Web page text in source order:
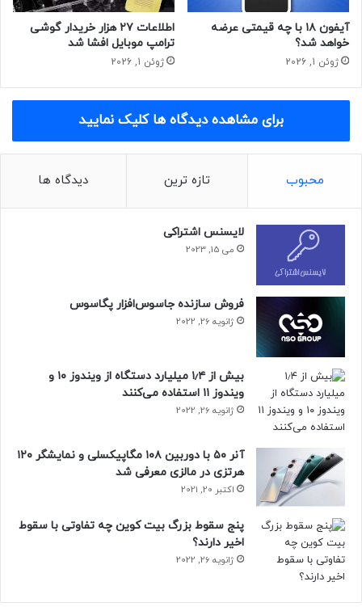
آیفون ۱۸ با چه قیمتی عرضه
خواهد شد؟
ژوئن 1, 2026
اطلاعات ۲۷ هزار خریدار گوشی
ترامپ موبایل افشا شد
ژوئن 1, 2026
برای مشاهده دیدگاه ها کلیک نمایید
محبوب تازه ترین دیدگاه ها
لایسنس اشتراکی
می 15, 2023
فروش سازنده جاسوس‌افزار پگاسوس
ژانویه 26, 2022
بیش از ۱٫۴ میلیارد دستگاه از ویندوز ۱۰ و
ویندوز ۱۱ استفاده می‌کنند
ژانویه 26, 2022
آنر ۵۰ با دوربین ۱۰۸ مگاپیکسلی و نمایشگر ۱۲۰
هرتزی در مالزی معرفی شد
اکتبر 20, 2021
پنج سقوط بزرگ بیت کوین چه تفاوتی با سقوط
اخیر دارند؟
ژانویه 26, 2022